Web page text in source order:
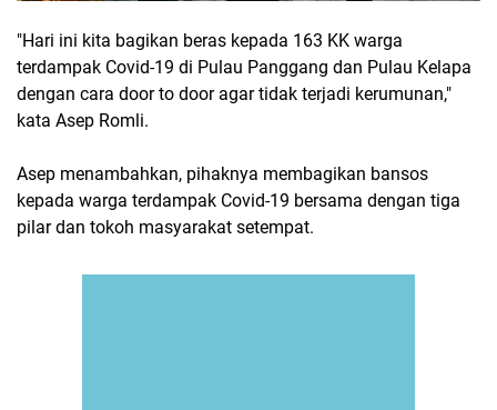
"Hari ini kita bagikan beras kepada 163 KK warga
terdampak Covid-19 di Pulau Panggang dan Pulau Kelapa
dengan cara door to door agar tidak terjadi kerumunan,"
kata Asep Romli.
Asep menambahkan, pihaknya membagikan bansos
kepada warga terdampak Covid-19 bersama dengan tiga
pilar dan tokoh masyarakat setempat.